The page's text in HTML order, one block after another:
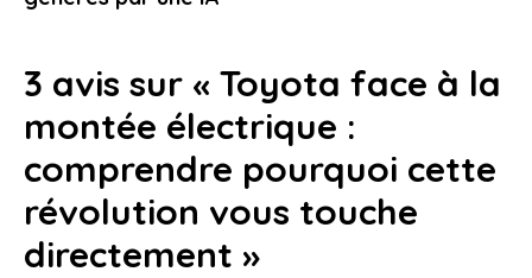
3 avis sur « Toyota face à la
montée électrique :
comprendre pourquoi cette
révolution vous touche
directement »